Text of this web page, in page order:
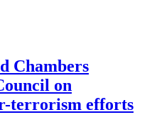
Chambers
on
terrorism efforts